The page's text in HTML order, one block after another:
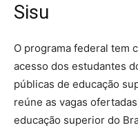
Sisu
O programa federal tem
acesso dos estudantes
públicas de educação
reúne as vagas
educação superior do